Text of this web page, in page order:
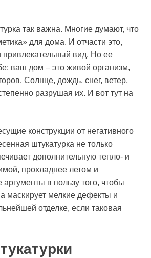
так важна. Многие думают, что
для дома. И отчасти это,
привлекательный вид. Но ее
ваш дом – это живой организм,
Солнце, дождь, снег, ветер,
разрушая их. И вот тут на
конструкции от негативного
штукатурка не только
дополнительную тепло- и
прохладнее летом и
в пользу того, чтобы
маскирует мелкие дефекты и
отделке, если таковая